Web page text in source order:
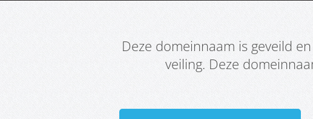
Deze domeinnaam is geveild
veiling. Deze